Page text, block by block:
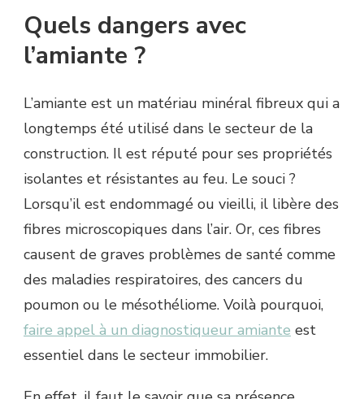
Quels dangers avec
l’amiante ?
L’amiante est un matériau minéral fibreux qui a
longtemps été utilisé dans le secteur de la
construction. Il est réputé pour ses propriétés
isolantes et résistantes au feu. Le souci ?
Lorsqu’il est endommagé ou vieilli, il libère des
fibres microscopiques dans l’air. Or, ces fibres
causent de graves problèmes de santé comme
des maladies respiratoires, des cancers du
poumon ou le mésothéliome. Voilà pourquoi,
faire appel à un diagnostiqueur amiante est
essentiel dans le secteur immobilier.